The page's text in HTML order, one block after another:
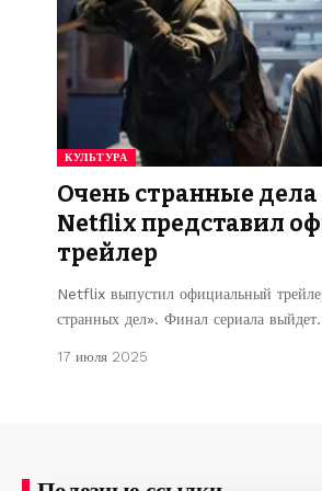
КУЛЬТУРА
Очень странные дела
Netflix представил
трейлер
Netflix выпустил официальный
странных дел». Финал сериала
17 июля 2025